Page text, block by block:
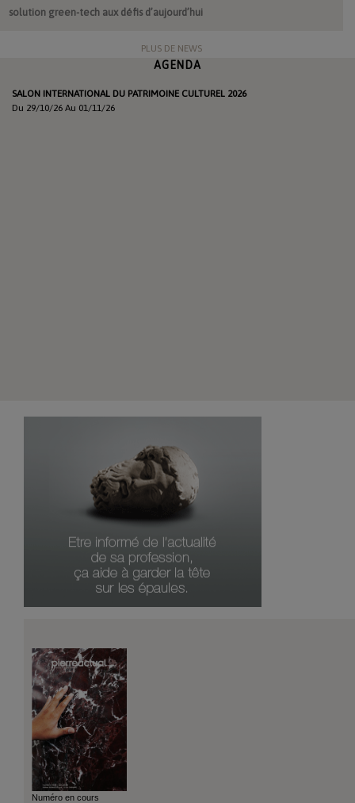
solution green-tech aux défis d’aujourd’hui
PLUS DE NEWS
AGENDA
SALON INTERNATIONAL DU PATRIMOINE CULTUREL 2026
Du 29/10/26 Au 01/11/26
Numéro en cours